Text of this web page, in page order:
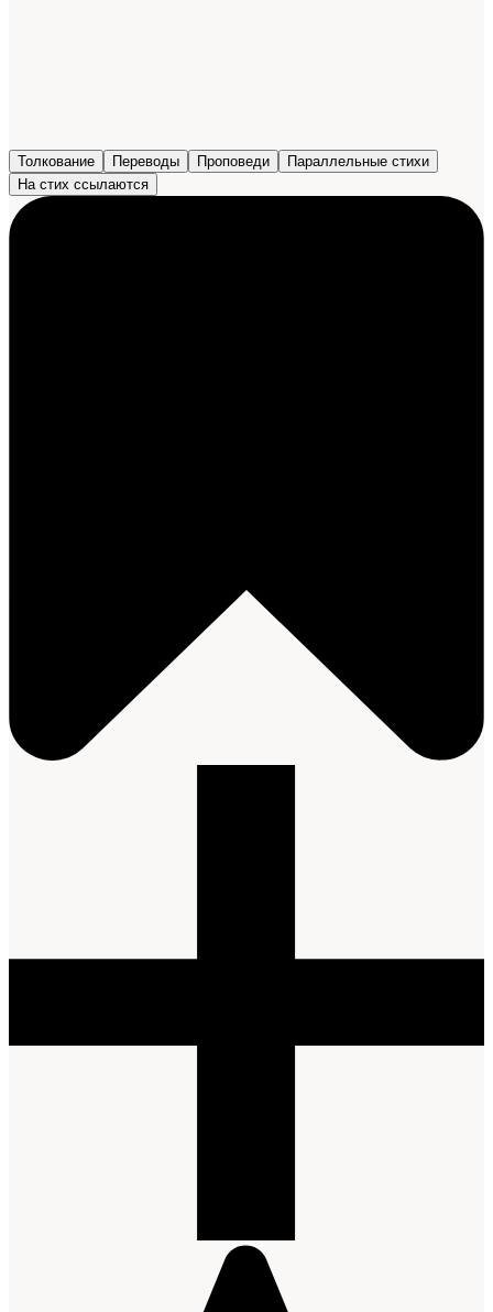
Толкование Переводы Проповеди
Параллельные стихи
На стих ссылаются